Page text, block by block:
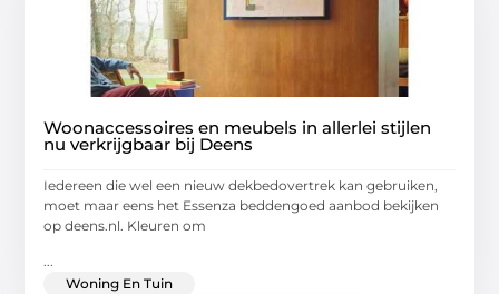
Woonaccessoires en meubels in allerlei stijlen
nu verkrijgbaar bij Deens
Iedereen die wel een nieuw dekbedovertrek kan gebruiken,
moet maar eens het Essenza beddengoed aanbod bekijken
op deens.nl. Kleuren om
...
Woning En Tuin